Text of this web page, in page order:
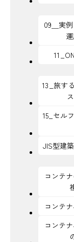
09＿実
13_旅す
15_セル
JIS型建
コンテ
コンテ
コンテ